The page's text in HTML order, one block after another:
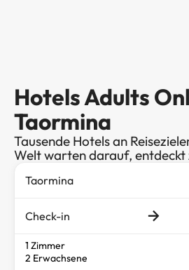
Hotels Adults
Taormina
Tausende Hotels an
Welt warten darauf, entdeckt
Check-in
1 Zimmer
2 Erwachsene